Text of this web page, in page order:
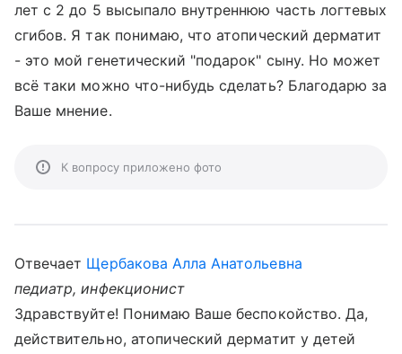
лет с 2 до 5 высыпало внутреннюю часть логтевых
сгибов. Я так понимаю, что атопический дерматит
- это мой генетический "подарок" сыну. Но может
всё таки можно что-нибудь сделать? Благодарю за
Ваше мнение.
К вопросу приложено фото
Отвечает Щербакова Алла Анатольевна
педиатр, инфекционист
Здравствуйте! Понимаю Ваше беспокойство. Да,
действительно, атопический дерматит у детей